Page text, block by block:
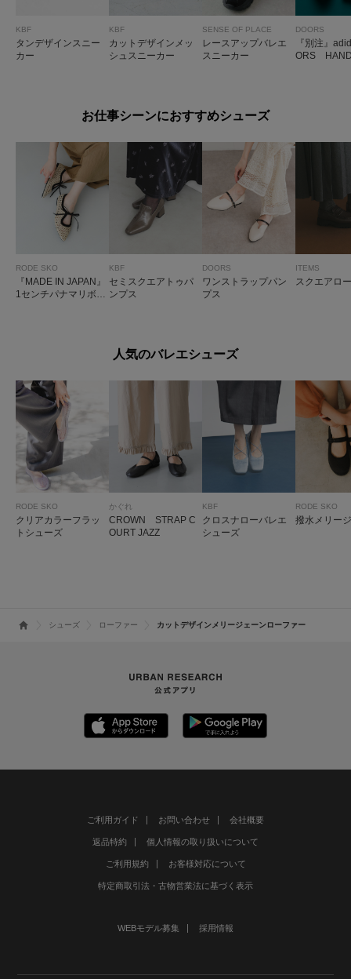
KBF
タンデザインスニー
カー
KBF
カットデザインメッ
シュスニーカー
SENSE OF PLACE
レースアップバレエ
スニーカー
DOORS
『別注』
ORS
お仕事シーンにおすすめシューズ
RODE SKO
『MADE IN JAPAN』
1センチパナマリボン
KBF
セミスクエアトゥパ
ンプス
DOORS
ワンストラップパン
プス
ITEMS
スクエアロ
人気のバレエシューズ
RODE SKO
クリアカラーフラッ
トシューズ
かぐれ
CROWN STRAP C
OURT JAZZ
KBF
クロスナローバレエ
シューズ
RODE SKO
撥水メリー
シューズ ローファー カットデザインメリージェーンローファー
ご利用ガイド お問い合わせ 会社概要
返品特約 個人情報の取り扱いについて
ご利用規約 お客様対応について
特定商取引法・古物営業法に基づく表示
WEBモデル募集 採用情報